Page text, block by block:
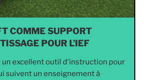
COMME SUPPORT
POUR L’IEF
excellent outil d'instruction pour
suivent un enseignement à